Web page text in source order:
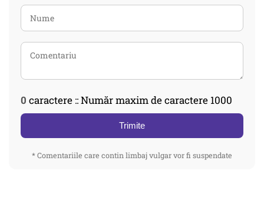
0 caractere :: Număr maxim de caractere 1000
Trimite
* Comentariile care contin limbaj vulgar vor fi suspendate